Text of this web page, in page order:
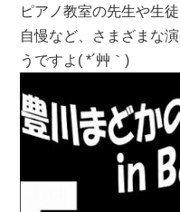
ピアノ教室の先生や生
自慢など、さまざまな
うですよ( *´艸｀)